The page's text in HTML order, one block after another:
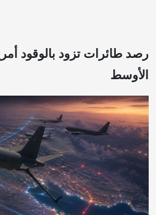
رصد طائرات تزود بالوقود
الأوسط